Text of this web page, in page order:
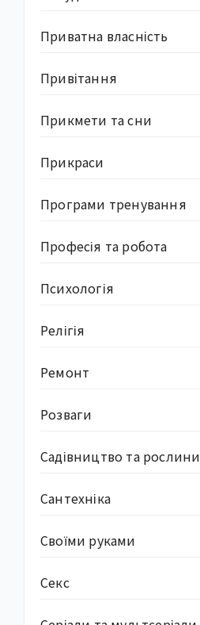
Приватна власність
Привітання
Прикмети та сни
Прикраси
Програми тренування
Професія та робота
Психологія
Релігія
Ремонт
Розваги
Садівництво та рослини
Сантехніка
Своїми руками
Секс